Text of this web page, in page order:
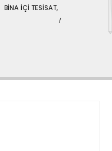
BİNA İÇİ TESİSAT,